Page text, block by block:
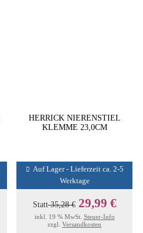
HERRICK NIERENSTIEL
KLEMME 23,0CM
Auf Lager - Lieferzeit ca. 2-5
Werktage
Statt35,28 € 29,99 €
inkl. 19 % MwSt. Steuer-Info
zzgl. Versandkosten